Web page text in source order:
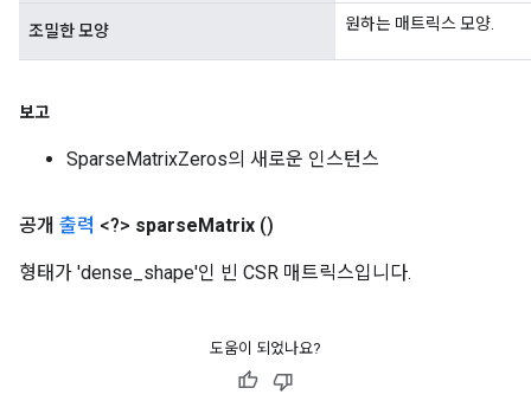
조밀한 모양 원하는 매트릭스 모양.
보고
SparseMatrixZeros의 새로운 인스턴스
공개 출력 <?> sparseMatrix ()
형태가 'dense_shape'인 빈 CSR 매트릭스입니다.
도움이 되었나요?